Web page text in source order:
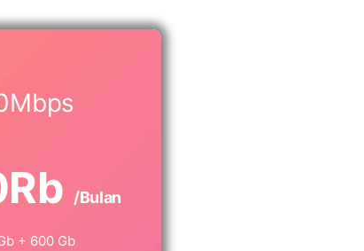
/Bulan
+ 600 Gb